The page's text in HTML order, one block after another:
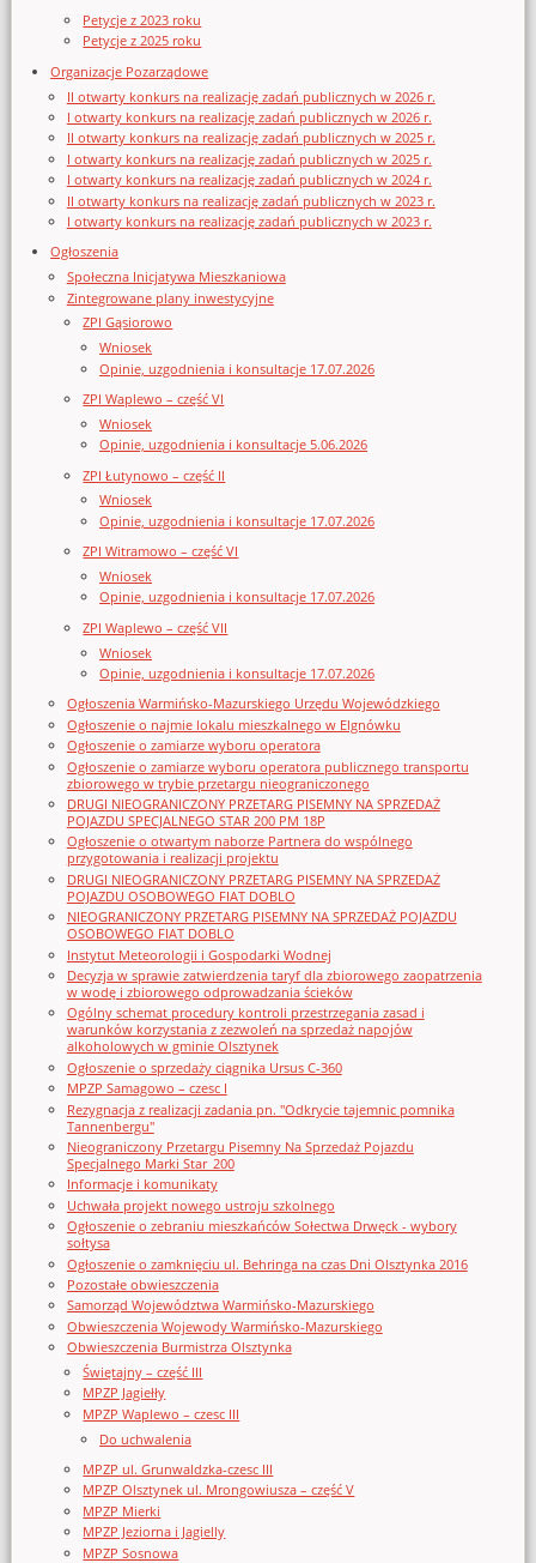
Petycje z 2023 roku
Petycje z 2025 roku
Organizacje Pozarządowe
II otwarty konkurs na realizację zadań publicznych w 2026 r.
I otwarty konkurs na realizację zadań publicznych w 2026 r.
II otwarty konkurs na realizację zadań publicznych w 2025 r.
I otwarty konkurs na realizację zadań publicznych w 2025 r.
I otwarty konkurs na realizację zadań publicznych w 2024 r.
II otwarty konkurs na realizację zadań publicznych w 2023 r.
I otwarty konkurs na realizację zadań publicznych w 2023 r.
Ogłoszenia
Społeczna Inicjatywa Mieszkaniowa
Zintegrowane plany inwestycyjne
ZPI Gąsiorowo
Wniosek
Opinie, uzgodnienia i konsultacje 17.07.2026
ZPI Waplewo – część VI
Wniosek
Opinie, uzgodnienia i konsultacje 5.06.2026
ZPI Łutynowo – część II
Wniosek
Opinie, uzgodnienia i konsultacje 17.07.2026
ZPI Witramowo – część VI
Wniosek
Opinie, uzgodnienia i konsultacje 17.07.2026
ZPI Waplewo – część VII
Wniosek
Opinie, uzgodnienia i konsultacje 17.07.2026
Ogłoszenia Warmińsko-Mazurskiego Urzędu Wojewódzkiego
Ogłoszenie o najmie lokalu mieszkalnego w Elgnówku
Ogłoszenie o zamiarze wyboru operatora
Ogłoszenie o zamiarze wyboru operatora publicznego transportu
zbiorowego w trybie przetargu nieograniczonego
DRUGI NIEOGRANICZONY PRZETARG PISEMNY NA SPRZEDAŻ
POJAZDU SPECJALNEGO STAR 200 PM 18P
Ogłoszenie o otwartym naborze Partnera do wspólnego
przygotowania i realizacji projektu
DRUGI NIEOGRANICZONY PRZETARG PISEMNY NA SPRZEDAŻ
POJAZDU OSOBOWEGO FIAT DOBLO
NIEOGRANICZONY PRZETARG PISEMNY NA SPRZEDAŻ POJAZDU
OSOBOWEGO FIAT DOBLO
Instytut Meteorologii i Gospodarki Wodnej
Decyzja w sprawie zatwierdzenia taryf dla zbiorowego zaopatrzenia
w wodę i zbiorowego odprowadzania ścieków
Ogólny schemat procedury kontroli przestrzegania zasad i
warunków korzystania z zezwoleń na sprzedaż napojów
alkoholowych w gminie Olsztynek
Ogłoszenie o sprzedaży ciągnika Ursus C-360
MPZP Samagowo – czesc I
Rezygnacja z realizacji zadania pn. "Odkrycie tajemnic pomnika
Tannenbergu"
Nieograniczony Przetargu Pisemny Na Sprzedaż Pojazdu
Specjalnego Marki Star_200
Informacje i komunikaty
Uchwała projekt nowego ustroju szkolnego
Ogłoszenie o zebraniu mieszkańców Sołectwa Drwęck - wybory
sołtysa
Ogłoszenie o zamknięciu ul. Behringa na czas Dni Olsztynka 2016
Pozostałe obwieszczenia
Samorząd Województwa Warmińsko-Mazurskiego
Obwieszczenia Wojewody Warmińsko-Mazurskiego
Obwieszczenia Burmistrza Olsztynka
Świętajny – część III
MPZP Jagiełły
MPZP Waplewo – czesc III
Do uchwalenia
MPZP ul. Grunwaldzka-czesc III
MPZP Olsztynek ul. Mrongowiusza – część V
MPZP Mierki
MPZP Jeziorna i Jagielly
MPZP Sosnowa